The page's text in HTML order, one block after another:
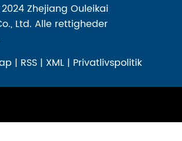
Zhejiang Ouleikai
Ltd. Alle rettigheder
| RSS | XML | Privatlivspolitik